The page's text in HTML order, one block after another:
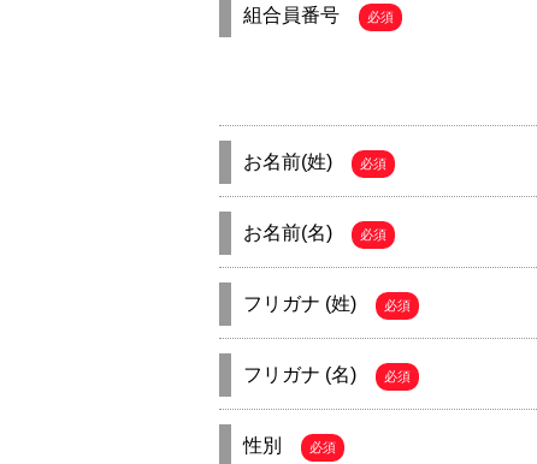
組合員番号 必須
お名前(姓) 必須
お名前(名) 必須
フリガナ (姓) 必須
フリガナ (名) 必須
性別 必須